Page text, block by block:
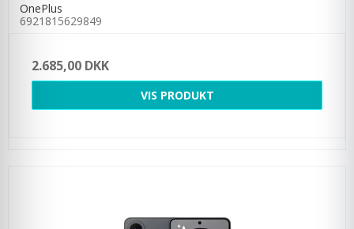
OnePlus
6921815629849
2.685,00 DKK
VIS PRODUKT